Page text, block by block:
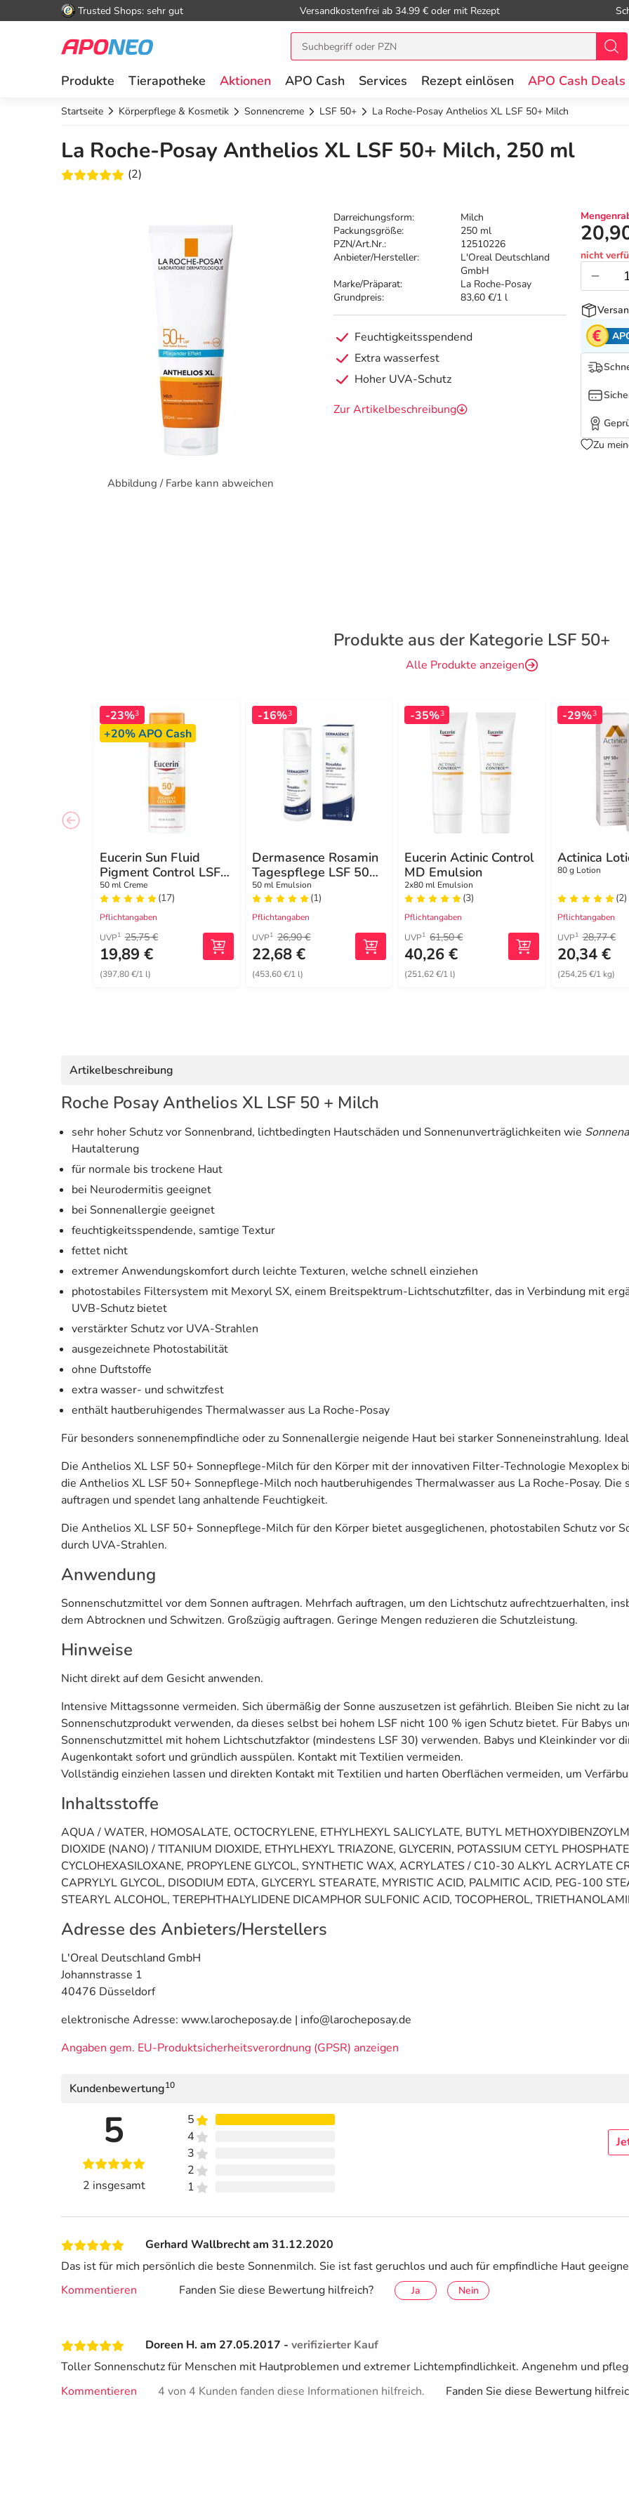
Trusted Shops: sehr gut Versandkostenfrei ab 34.99 € oder mit Rezept
Produkte Tierapotheke Aktionen APO Cash Services Rezept einlösen APO Cash Deals
Startseite Körperpflege & Kosmetik Sonnencreme LSF 50+ La Roche-Posay Anthelios XL LSF 50+ Milch
La Roche-Posay Anthelios XL LSF 50+ Milch, 250 ml
(2)
Abbildung / Farbe kann abweichen
Darreichungsform:
Milch
Packungsgröße:
250 ml
PZN/Art.Nr.:
12510226
Anbieter/Hersteller:
L'Oreal Deutschland
GmbH
Marke/Präparat:
La Roche-Posay
Grundpreis:
83,60 €/1 l
Feuchtigkeitsspendend
Extra wasserfest
Hoher UVA-Schutz
Zur Artikelbeschreibung
nicht
Zu
Produkte aus der Kategorie LSF 50+
Alle Produkte anzeigen
-23%3
+20%APO Cash
Eucerin Sun Fluid
Pigment Control LSF
50 +
50 ml Creme
(17)
Pflichtangaben
UVP1 25,75 €
19,89 €
(397,80 €/1 l)
-16%3
Dermasence Rosamin
Tagespflege LSF 50
Emulsion
50 ml Emulsion
(1)
Pflichtangaben
UVP1 26,90 €
22,68 €
(453,60 €/1 l)
-35%3
Eucerin Actinic Control
MD Emulsion
2x80 ml Emulsion
(3)
Pflichtangaben
UVP1 61,50 €
40,26 €
(251,62 €/1 l)
-29%3
Actinica
80 g Lotion
(2)
Pflichtangaben
UVP1 28,77 €
20,34 €
(254,25 €/1 kg)
Artikelbeschreibung
Roche Posay Anthelios XL LSF 50 + Milch
sehr hoher Schutz vor Sonnenbrand, lichtbedingten Hautschäden und Sonnenunverträglichkeiten wie
Hautalterung
für normale bis trockene Haut
bei Neurodermitis geeignet
bei Sonnenallergie geeignet
feuchtigkeitsspendende, samtige Textur
fettet nicht
extremer Anwendungskomfort durch leichte Texturen, welche schnell einziehen
photostabiles Filtersystem mit Mexoryl SX, einem Breitspektrum-Lichtschutzfilter, das in Verbindung mit
UVB-Schutz bietet
verstärkter Schutz vor UVA-Strahlen
ausgezeichnete Photostabilität
ohne Duftstoffe
extra wasser- und schwitzfest
enthält hautberuhigendes Thermalwasser aus La Roche-Posay
Für besonders sonnenempfindliche oder zu Sonnenallergie neigende Haut bei starker Sonneneinstrahlung.
Die Anthelios XL LSF 50+ Sonnepflege-Milch für den Körper mit der innovativen Filter-Technologie Mexoplex
die Anthelios XL LSF 50+ Sonnepflege-Milch noch hautberuhigendes Thermalwasser aus La Roche-Posay.
auftragen und spendet lang anhaltende Feuchtigkeit.
Die Anthelios XL LSF 50+ Sonnepflege-Milch für den Körper bietet ausgeglichenen, photostabilen Schutz vor
durch UVA-Strahlen.
Anwendung
Sonnenschutzmittel vor dem Sonnen auftragen. Mehrfach auftragen, um den Lichtschutz aufrechtzuerhalten,
dem Abtrocknen und Schwitzen. Großzügig auftragen. Geringe Mengen reduzieren die Schutzleistung.
Hinweise
Nicht direkt auf dem Gesicht anwenden.
Intensive Mittagssonne vermeiden. Sich übermäßig der Sonne auszusetzen ist gefährlich. Bleiben Sie nicht zu
Sonnenschutzprodukt verwenden, da dieses selbst bei hohem LSF nicht 100 % igen Schutz bietet. Für Babys
Sonnenschutzmittel mit hohem Lichtschutzfaktor (mindestens LSF 30) verwenden. Babys und Kleinkinder vor
Augenkontakt sofort und gründlich ausspülen. Kontakt mit Textilien vermeiden.
Vollständig einziehen lassen und direkten Kontakt mit Textilien und harten Oberflächen vermeiden, um
Inhaltsstoffe
AQUA / WATER, HOMOSALATE, OCTOCRYLENE, ETHYLHEXYL SALICYLATE, BUTYL
DIOXIDE (NANO) / TITANIUM DIOXIDE, ETHYLHEXYL TRIAZONE, GLYCERIN, POTASSIUM CETYL
CYCLOHEXASILOXANE, PROPYLENE GLYCOL, SYNTHETIC WAX, ACRYLATES / C10-30 ALKYL ACRYLATE
CAPRYLYL GLYCOL, DISODIUM EDTA, GLYCERYL STEARATE, MYRISTIC ACID, PALMITIC ACID, PEG-100
STEARYL ALCOHOL, TEREPHTHALYLIDENE DICAMPHOR SULFONIC ACID, TOCOPHEROL,
Adresse des Anbieters/Herstellers
L'Oreal Deutschland GmbH
Johannstrasse 1
40476 Düsseldorf
elektronische Adresse: www.larocheposay.de | info@larocheposay.de
Angaben gem. EU-Produktsicherheitsverordnung (GPSR) anzeigen
Kundenbewertung10
5
2 insgesamt
5
4
3
2
1
Gerhard Wallbrecht am 31.12.2020
Das ist für mich persönlich die beste Sonnenmilch. Sie ist fast geruchlos und auch für empfindliche Haut
Kommentieren
Fanden Sie diese Bewertung hilfreich? Ja Nein
Doreen H. am 27.05.2017 - verifizierter Kauf
Toller Sonnenschutz für Menschen mit Hautproblemen und extremer Lichtempfindlichkeit. Angenehm und
Kommentieren
4 von 4 Kunden fanden diese Informationen hilfreich. Fanden Sie diese Bewertung